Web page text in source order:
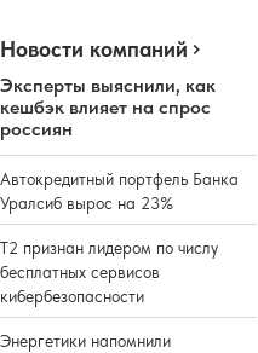
Новости компаний
Эксперты выяснили, как
кешбэк влияет на спрос
россиян
Автокредитный портфель Банка
Уралсиб вырос на 23%
Т2 признан лидером по числу
бесплатных сервисов
кибербезопасности
Энергетики напомнили